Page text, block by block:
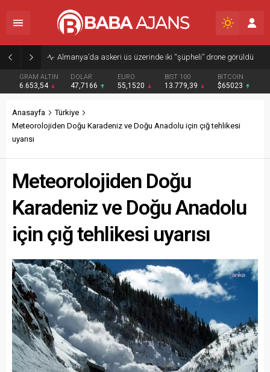
Almanya’da askeri üs üzerinde iki “şüpheli” drone görüldü
GRAM ALTIN
6.653,54
DOLAR
47,7166
EURO
55,1520
BIST 100
13.779,39
BITCOIN
$65023
Anasayfa
Türkiye
Meteorolojiden Doğu Karadeniz ve Doğu Anadolu için çığ tehlikesi
uyarısı
Meteorolojiden Doğu
Karadeniz ve Doğu Anadolu
için çığ tehlikesi uyarısı